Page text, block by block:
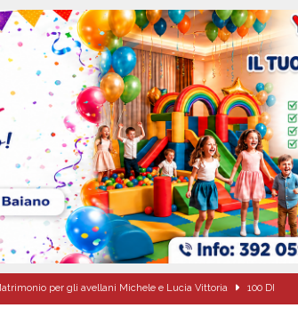
per gli avellani Michele e Lucia Vittoria 100 DI